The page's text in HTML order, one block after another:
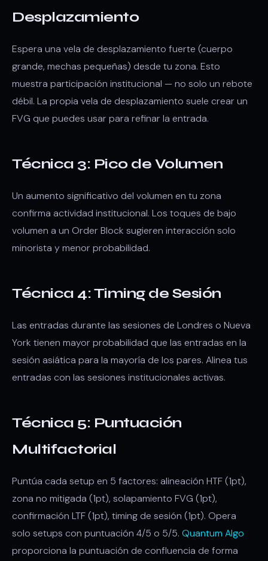
Desplazamiento
Espera una vela de desplazamiento fuerte (cuerpo
grande, mechas pequeñas) desde tu zona. Esto
muestra participación institucional — no solo un rebote
débil. La propia vela de desplazamiento suele crear un
FVG que puedes usar para refinar la entrada.
Técnica 3: Pico de Volumen
Un aumento significativo del volumen en tu zona
confirma actividad institucional. Los toques de bajo
volumen a un Order Block sugieren interacción solo
minorista y menor probabilidad.
Técnica 4: Timing de Sesión
Las entradas durante las sesiones de Londres o Nueva
York tienen mayor probabilidad que las entradas en la
sesión asiática para la mayoría de los pares. Alinea tus
entradas con las sesiones institucionales activas.
Técnica 5: Puntuación
Multifactorial
Puntúa cada setup en 5 factores: alineación HTF (1pt),
zona no mitigada (1pt), solapamiento FVG (1pt),
confirmación LTF (1pt), timing de sesión (1pt). Opera
solo setups con puntuación 4/5 o 5/5. Quantum Algo
proporciona la puntuación de confluencia de forma